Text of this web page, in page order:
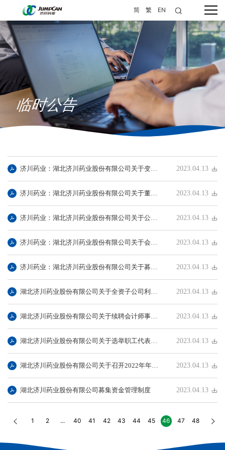
简 繁 EN
临时公告
济川药业：湖北济川药业股份有限公司关于变更注册资本并修订《公司章程》的公告 2023.04.13
济川药业：湖北济川药业股份有限公司关于董事会、监事会换届选举的公告 2023.04.13
济川药业：湖北济川药业股份有限公司关于公司2022年度募集资金存放与实际使用情况的专项报告 2023.04.13
济川药业：湖北济川药业股份有限公司关于会计政策变更的公告 2023.04.13
济川药业：湖北济川药业股份有限公司关于募投项目延期及部分募投项目终止并将剩余募集资金永久补充流动资金的公告 2023.04.13
湖北济川药业股份有限公司关于全资子公司利用闲置募集资金和自有资金进行现金管理的公告 2023.04.13
湖北济川药业股份有限公司关于续聘会计师事务所的公告 2023.04.13
湖北济川药业股份有限公司关于选举职工代表监事的公告 2023.04.13
湖北济川药业股份有限公司关于召开2022年年度股东大会的通知 2023.04.13
湖北济川药业股份有限公司募集资金管理制度 2023.04.13
1 2 ... 40 41 42 43 44 45 46 47 48